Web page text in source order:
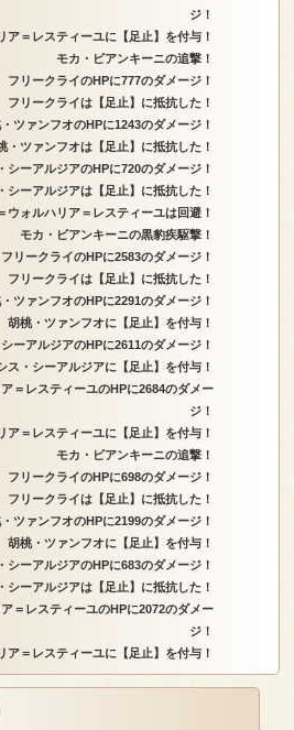
ジ！
ア＝レスティーユに【足止】を付与！
モカ・ビアンキーニの追撃！
フリークライのHPに777のダメージ！
フリークライは【足止】に抵抗した！
ツァンフオのHPに1243のダメージ！
・ツァンフオは【足止】に抵抗した！
シーアルジアのHPに720のダメージ！
シーアルジアは【足止】に抵抗した！
ウォルハリア＝レスティーユは回避！
モカ・ビアンキーニの黒豹疾駆撃！
フリークライのHPに2583のダメージ！
フリークライは【足止】に抵抗した！
ツァンフオのHPに2291のダメージ！
胡桃・ツァンフオに【足止】を付与！
ーアルジアのHPに2611のダメージ！
ス・シーアルジアに【足止】を付与！
＝レスティーユのHPに2684のダメー
ジ！
ア＝レスティーユに【足止】を付与！
モカ・ビアンキーニの追撃！
フリークライのHPに698のダメージ！
フリークライは【足止】に抵抗した！
ツァンフオのHPに2199のダメージ！
胡桃・ツァンフオに【足止】を付与！
シーアルジアのHPに683のダメージ！
シーアルジアは【足止】に抵抗した！
＝レスティーユのHPに2072のダメー
ジ！
ア＝レスティーユに【足止】を付与！